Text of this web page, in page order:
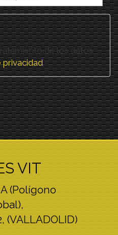
de los datos
privacidad
VIT
(Polígono
, (VALLADOLID)